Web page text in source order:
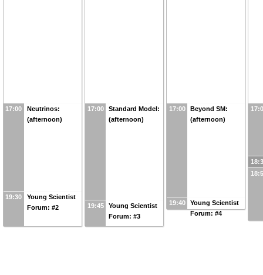
17:00
Neutrinos:
(afternoon)
19:30
Young Scientist
Forum: #2
17:00
Standard Model:
(afternoon)
19:45
Young Scientist
Forum: #3
17:00
Beyond SM:
(afternoon)
19:40
Young Scientist
Forum: #4